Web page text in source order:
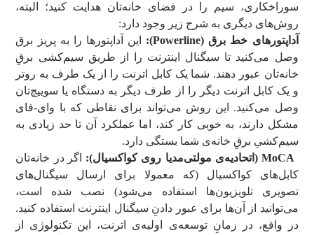
سوراخکاری، سیم را در فضای خانه‌تان هدایت کنید؛ البته،
روش‌های دیگری به شرح زیر وجود دارد:
آداپتورهای خط برق (Powerline
): این آداپتورها را به پریز برق
وصل می‌کنید تا سیگنال اینترنت را از طریق سیم‌کشی برقِ
خانه‌تان عبور دهند. شما یک کابل اترنت را از یک طرف به روتر
و یک کابل اترنت دیگر را از طرف دیگر به دستگاه یا سوییچ‌تان
وصل می‌کنید. این روش می‌تواند برای نقاطی که با وای-فای
مشکل دارند، به خوبی کار کند، اما عملکرد آن تا حد زیادی به
سیم‌کشیِ برقِ خانه‌ی شما بستگی دارد.
MoCA(اتحادیه‌ی مولتی‌مدیا روی کواکسیال): اگر در خانه‌تان
کابل‌های کواکسیال (که معمولا برای ارسال سیگنال‌های
تصویری تلویزیون‌ها استفاده می‌شود) نصب شده است،
می‌توانید از آن‌ها برای عبور دادنِ سیگنال اینترنت استفاده کنید.
در واقع، در زمانِ توسعه‌ی اولیه‌ی اترنت، این تکنولوژی از